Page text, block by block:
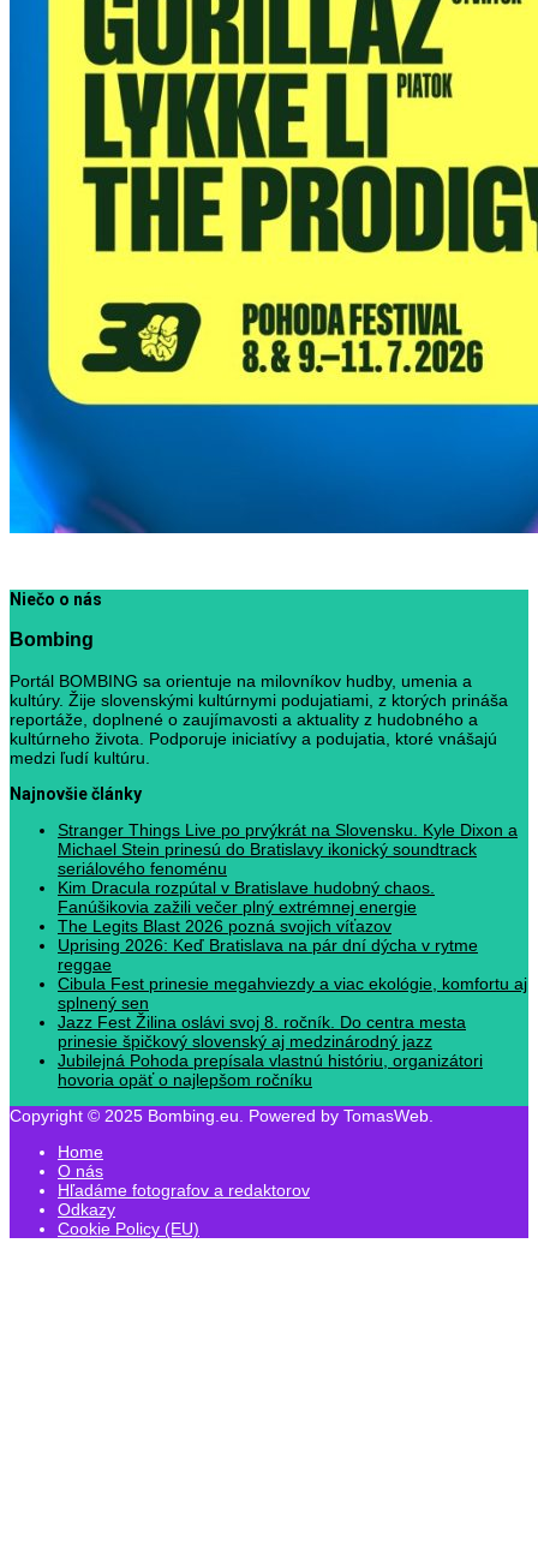
Niečo o nás
Bombing
Portál BOMBING sa orientuje na milovníkov hudby, umenia a
kultúry. Žije slovenskými kultúrnymi podujatiami, z ktorých prináša
reportáže, doplnené o zaujímavosti a aktuality z hudobného a
kultúrneho života. Podporuje iniciatívy a podujatia, ktoré vnášajú
medzi ľudí kultúru.
Najnovšie články
Stranger Things Live po prvýkrát na Slovensku. Kyle Dixon a
Michael Stein prinesú do Bratislavy ikonický soundtrack
seriálového fenoménu
Kim Dracula rozpútal v Bratislave hudobný chaos.
Fanúšikovia zažili večer plný extrémnej energie
The Legits Blast 2026 pozná svojich víťazov
Uprising 2026: Keď Bratislava na pár dní dýcha v rytme
reggae
Cibula Fest prinesie megahviezdy a viac ekológie, komfortu aj
splnený sen
Jazz Fest Žilina oslávi svoj 8. ročník. Do centra mesta
prinesie špičkový slovenský aj medzinárodný jazz
Jubilejná Pohoda prepísala vlastnú históriu, organizátori
hovoria opäť o najlepšom ročníku
Copyright © 2025 Bombing.eu. Powered by TomasWeb.
Home
O nás
Hľadáme fotografov a redaktorov
Odkazy
Cookie Policy (EU)